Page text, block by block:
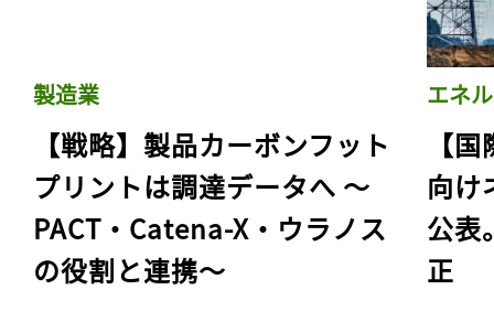
製造業
【戦略】製品カーボンフット
プリントは調達データへ 〜
PACT・Catena-X・ウラノス
の役割と連携〜
エネ
【
向け
公表
正